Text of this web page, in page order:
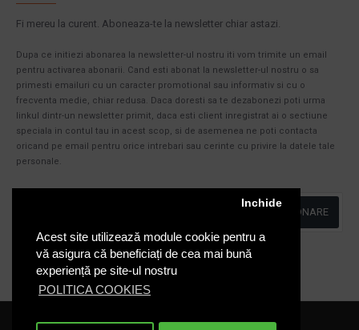
Acest site utilizează module cookie pentru a
vă asigura că beneficiați de cea mai bună
experiență pe site-ul nostru
POLITICA COOKIES
Inchide
Fi mereu la curent. Aboneaza-te la newsletter chiar astazi.
Dupa ce initiezi abonarea la newsletter-ul nostru iti vom trimite un email
pentru activarea abonarii. Cand esti abonat la newsletter-ul nostru o sa
primesti emailuri cu un caracter promotional sau informativ si cu o
frecventa medie, chiar redusa. Daca doresti sa te dezabonezi poti urma
linkul dintr-un newsletter primit, daca esti client inregistrat ai o sectiune
speciala in contul tau in acest scop, si de asemenea ne poti contacta
oricand pe email pentru orice intrebari sau cerinte cu privire la datele tale
personale.
ABONARE
Am citit şi sunt de acord cu Politica de Confidentialitate
Cosuri-Europubele.ro © 2020